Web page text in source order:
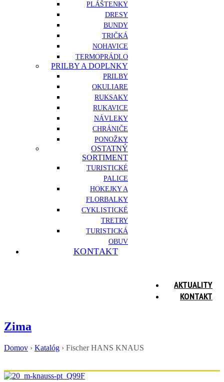
PLÁŠTENKY
DRESY
BUNDY
TRIČKÁ
NOHAVICE
TERMOPRÁDLO
PRILBY A DOPLNKY
PRILBY
OKULIARE
RUKSAKY
RUKAVICE
NÁVLEKY
CHRÁNIČE
PONOŽKY
OSTATNÝ
SORTIMENT
TURISTICKÉ
PALICE
HOKEJKY A
FLORBALKY
CYKLISTICKÉ
TRETRY
TURISTICKÁ
OBUV
KONTAKT
AKTUALITY
KONTAKT
Zima
Domov › Katalóg › Fischer HANS KNAUS